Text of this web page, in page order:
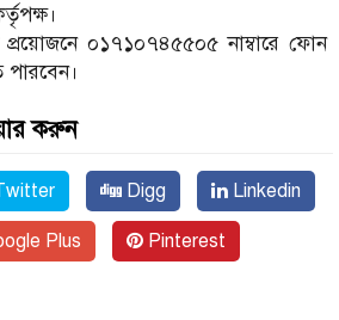
প্রয়োজনে ০১৭১০৭৪৫৫০৫ নাম্বারে ফোন
পারবেন।
করুন
Digg Linkedin
Plus Pinterest